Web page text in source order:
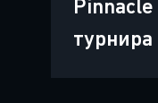
турнира